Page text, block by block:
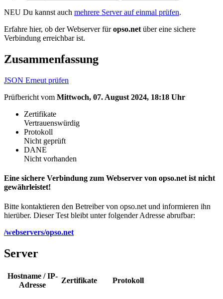
NEU Du kannst auch mehrere Server auf einmal prüfen.
Erfahre hier, ob der Webserver füropso.net über eine sichere
Verbindung erreichbar ist.
Zusammenfassung
JSON Erneut prüfen
Prüfbericht vom Mittwoch, 07. August 2024, 18:18 Uhr
Zertifikate
Vertrauenswürdig
Protokoll
Nicht geprüft
DANE
Nicht vorhanden
Eine sichere Verbindung zum Webserver von opso.net ist nicht
gewährleistet!
Bitte kontaktieren den Betreiber von opso.net und informieren ihn
hierüber. Dieser Test bleibt unter folgender Adresse abrufbar:
/webservers/opso.net
Server
Hostname / IP-
Adresse
Zertifikate Protokoll